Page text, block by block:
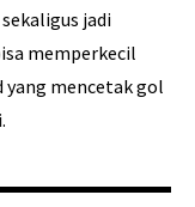
jadi
memperkecil
yang mencetak gol